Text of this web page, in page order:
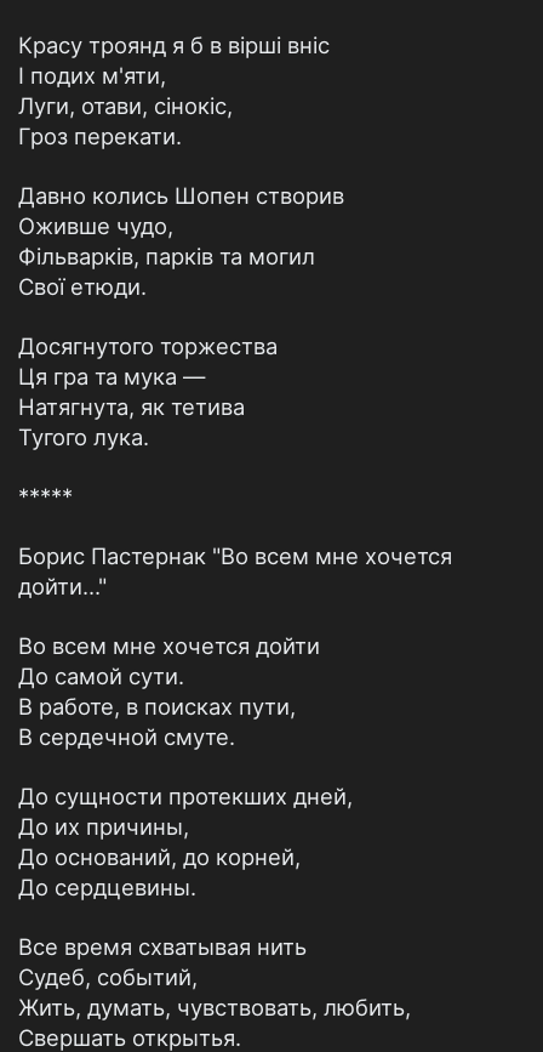
Красу троянд я б в вірші вніс
І подих м'яти,
Луги, отави, сінокіс,
Гроз перекати.
Давно колись Шопен створив
Оживше чудо,
Фільварків, парків та могил
Свої етюди.
Досягнутого торжества
Ця гра та мука —
Натягнута, як тетива
Тугого лука.
*****
Борис Пастернак "Во всем мне хочется
дойти…"
Во всем мне хочется дойти
До самой сути.
В работе, в поисках пути,
В сердечной смуте.
До сущности протекших дней,
До их причины,
До оснований, до корней,
До сердцевины.
Все время схватывая нить
Судеб, событий,
Жить, думать, чувствовать, любить,
Свершать открытья.